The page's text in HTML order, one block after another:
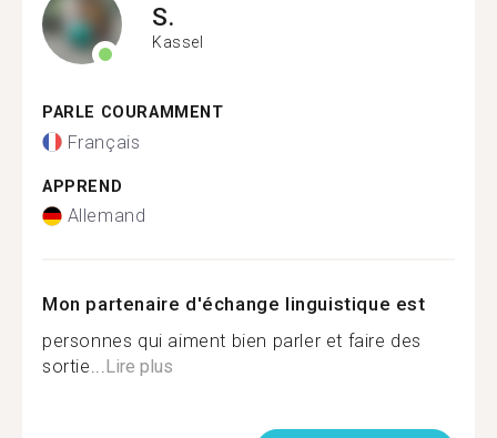
S.
Kassel
PARLE COURAMMENT
Français
APPREND
Allemand
Mon partenaire d'échange linguistique est
personnes qui aiment bien parler et faire des
sortie...Lire plus